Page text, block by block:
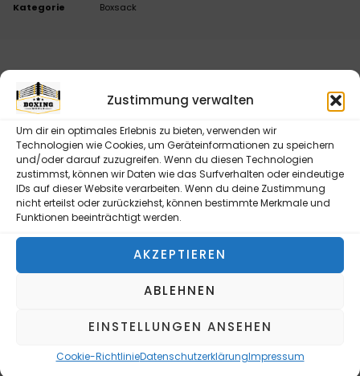
Zustimmung verwalten
Um dir ein optimales Erlebnis zu bieten, verwenden wir
Technologien wie Cookies, um Geräteinformationen zu speichern
und/oder darauf zuzugreifen. Wenn du diesen Technologien
zustimmst, können wir Daten wie das Surfverhalten oder eindeutige
IDs auf dieser Website verarbeiten. Wenn du deine Zustimmung
nicht erteilst oder zurückziehst, können bestimmte Merkmale und
Funktionen beeinträchtigt werden.
AKZEPTIEREN
ABLEHNEN
EINSTELLUNGEN ANSEHEN
Cookie-RichtlinieDatenschutzerklärungImpressum
Kategorie
Boxsack
BESCHREIBUNG
SUPER PRO WATER-AIR BOXSACK – 100×35 CM |
SCHWARZ | MIT WASSER GEFÜLLT
Realistisches Schlaggefühl wie nie zuvor!
Wahl für alle, die ein realistisches und
gelenkschonendes Training suchen. Mit einer Größe
und der innovativen
Schlaggefühl, das herkömmlichen Sandsäcken